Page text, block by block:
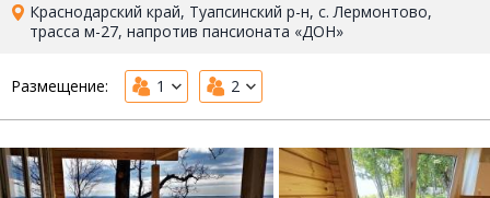
Краснодарский край, Туапсинский р-н, с. Лермонтово,
трасса м-27, напротив пансионата «ДОН»
Размещение: 1 2